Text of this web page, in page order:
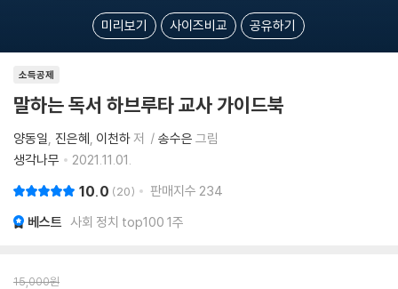
미리보기 사이즈비교 공유하기
소득공제
말하는 독서 하브루타 교사 가이드북
양동일 진은혜 이천하저 송수은 그림
생각나무
2021.11.01.
10.0 20 판매지수 234
베스트 사회 정치 top100 1주
15,000원